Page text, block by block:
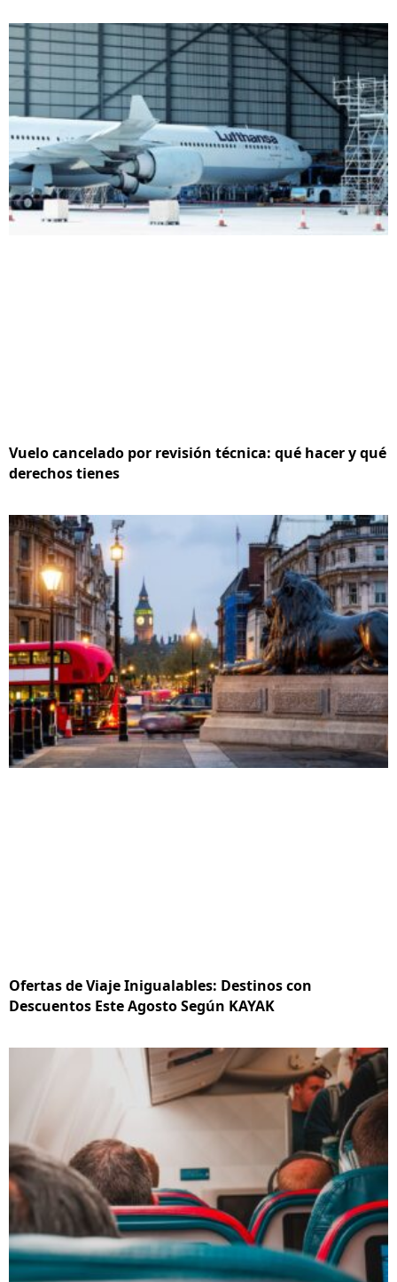
Vuelo cancelado por revisión técnica: qué hacer y qué
derechos tienes
Ofertas de Viaje Inigualables: Destinos con
Descuentos Este Agosto Según KAYAK